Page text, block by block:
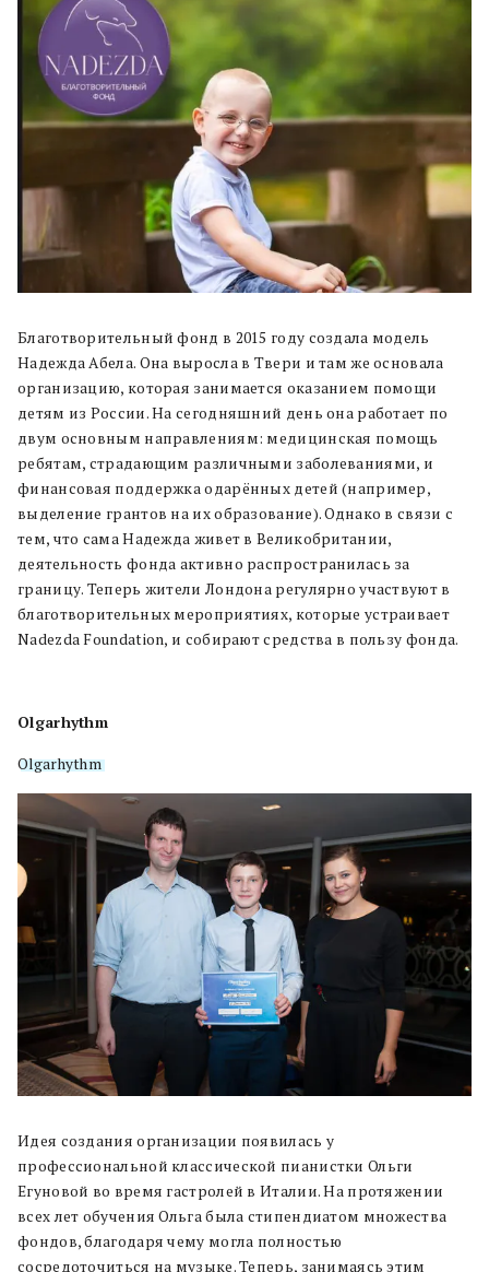
Благотворительный фонд в 2015 году создала модель
Надежда Абела. Она выросла в Твери и там же основала
организацию, которая занимается оказанием помощи
детям из России. На сегодняшний день она работает по
двум основным направлениям: медицинская помощь
ребятам, страдающим различными заболеваниями, и
финансовая поддержка одарённых детей (например,
выделение грантов на их образование). Однако в связи с
тем, что сама Надежда живет в Великобритании,
деятельность фонда активно распространилась за
границу. Теперь жители Лондона регулярно участвуют в
благотворительных мероприятиях, которые устраивает
Nadezda Foundation, и собирают средства в пользу фонда.
Olgarhythm
Olgarhythm
Идея создания организации появилась у
профессиональной классической пианистки Ольги
Егуновой во время гастролей в Италии. На протяжении
всех лет обучения Ольга была стипендиатом множества
фондов, благодаря чему могла полностью
сосредоточиться на музыке. Теперь, занимаясь этим